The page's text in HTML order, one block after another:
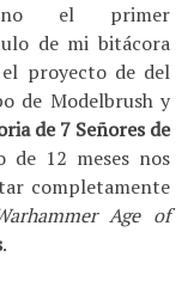
el primer
de mi bitácora
proyecto de del
de Modelbrush y
de 7 Señores de
de 12 meses nos
completamente
Age of
.